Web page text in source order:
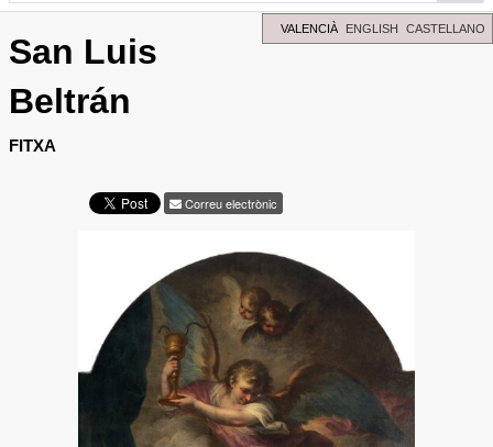
Cerca avançada
Directori d'autors
VALENCIÀ ENGLISH CASTELLANO
San Luis
Beltrán
FITXA
Correu electrònic